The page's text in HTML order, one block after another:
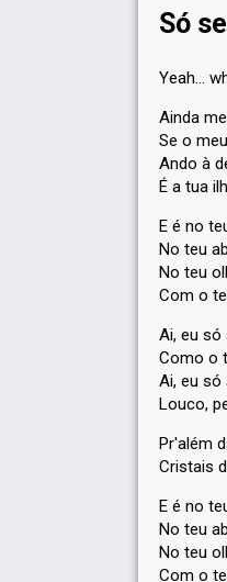
Só
Yeah...
Ainda
Se o
Ando à
É a tua
E é no
No teu
No teu
Com o
Ai, eu
Como o
Ai, eu
Louco,
Pr'além
Cristais
E é no
No teu
No teu
Com o